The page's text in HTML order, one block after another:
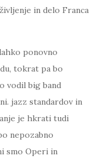
in delo Franca
ponovno
tokrat pa bo
vodil big band
jazz standardov in
je hkrati tudi
nepozabno
smo Operi in